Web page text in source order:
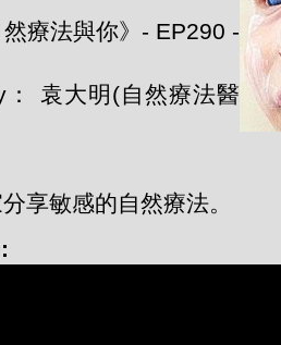
療法與你》- EP290 -
袁大明(自然療法醫
享敏感的自然療法。